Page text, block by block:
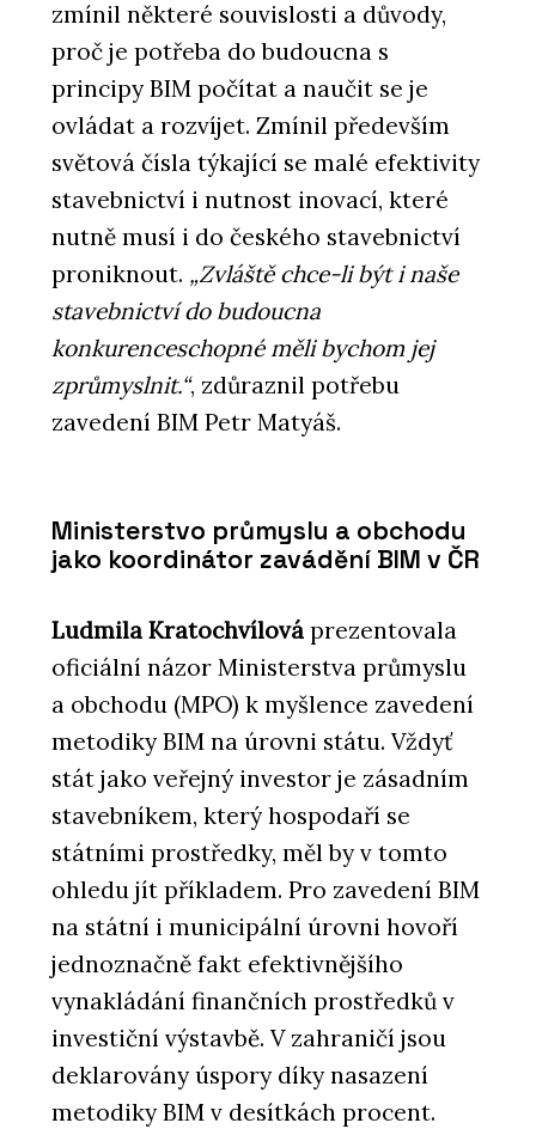
zmínil některé souvislosti a důvody,
proč je potřeba do budoucna s
principy BIM počítat a naučit se je
ovládat a rozvíjet. Zmínil především
světová čísla týkající se malé efektivity
stavebnictví i nutnost inovací, které
nutně musí i do českého stavebnictví
proniknout. „Zvláště chce-li být i naše
stavebnictví do budoucna
konkurenceschopné měli bychom jej
zprůmyslnit.“, zdůraznil potřebu
zavedení BIM Petr Matyáš.
Ministerstvo průmyslu a obchodu
jako koordinátor zavádění BIM v ČR
Ludmila Kratochvílová prezentovala
oficiální názor Ministerstva průmyslu
a obchodu (MPO) k myšlence zavedení
metodiky BIM na úrovni státu. Vždyť
stát jako veřejný investor je zásadním
stavebníkem, který hospodaří se
státními prostředky, měl by v tomto
ohledu jít příkladem. Pro zavedení BIM
na státní i municipální úrovni hovoří
jednoznačně fakt efektivnějšího
vynakládání finančních prostředků v
investiční výstavbě. V zahraničí jsou
deklarovány úspory díky nasazení
metodiky BIM v desítkách procent.